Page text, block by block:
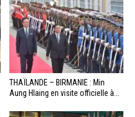
THAÏLANDE – BIRMANIE : Min
Aung Hlaing en visite officielle à...